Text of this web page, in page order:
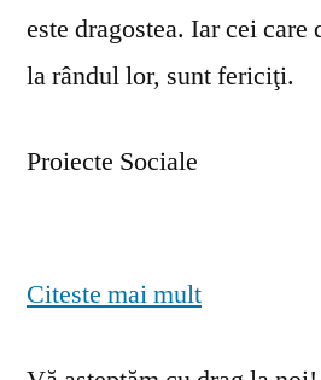
este dragostea. Iar cei care
la rândul lor, sunt fericiţi.
Proiecte Sociale
Citeste mai mult